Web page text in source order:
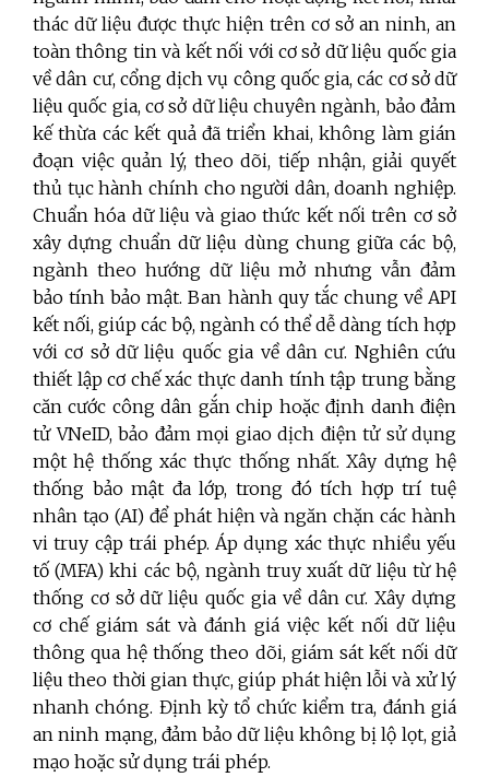
thác dữ liệu được thực hiện trên cơ sở an ninh, an
toàn thông tin và kết nối với cơ sở dữ liệu quốc gia
về dân cư, cổng dịch vụ công quốc gia, các cơ sở dữ
liệu quốc gia, cơ sở dữ liệu chuyên ngành, bảo đảm
kế thừa các kết quả đã triển khai, không làm gián
đoạn việc quản lý, theo dõi, tiếp nhận, giải quyết
thủ tục hành chính cho người dân, doanh nghiệp.
Chuẩn hóa dữ liệu và giao thức kết nối trên cơ sở
xây dựng chuẩn dữ liệu dùng chung giữa các bộ,
ngành theo hướng dữ liệu mở nhưng vẫn đảm
bảo tính bảo mật. Ban hành quy tắc chung về API
kết nối, giúp các bộ, ngành có thể dễ dàng tích hợp
với cơ sở dữ liệu quốc gia về dân cư. Nghiên cứu
thiết lập cơ chế xác thực danh tính tập trung bằng
căn cước công dân gắn chip hoặc định danh điện
tử VNeID, bảo đảm mọi giao dịch điện tử sử dụng
một hệ thống xác thực thống nhất. Xây dựng hệ
thống bảo mật đa lớp, trong đó tích hợp trí tuệ
nhân tạo (AI) để phát hiện và ngăn chặn các hành
vi truy cập trái phép. Áp dụng xác thực nhiều yếu
tố (MFA) khi các bộ, ngành truy xuất dữ liệu từ hệ
thống cơ sở dữ liệu quốc gia về dân cư. Xây dựng
cơ chế giám sát và đánh giá việc kết nối dữ liệu
thông qua hệ thống theo dõi, giám sát kết nối dữ
liệu theo thời gian thực, giúp phát hiện lỗi và xử lý
nhanh chóng. Định kỳ tổ chức kiểm tra, đánh giá
an ninh mạng, đảm bảo dữ liệu không bị lộ lọt, giả
mạo hoặc sử dụng trái phép.